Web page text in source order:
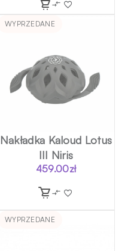
WYPRZEDANE
Nakładka Kaloud Lotus
III Niris
459.00zł
WYPRZEDANE